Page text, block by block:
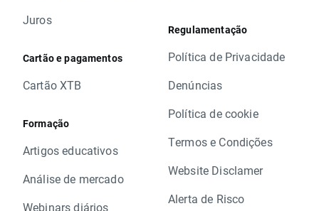
Juros
Cartão e pagamentos
Cartão XTB
Formação
Artigos educativos
Análise de mercado
Webinars diários
Regulamentação
Política de Privacidade
Denúncias
Política de cookie
Termos e Condições
Website Disclamer
Alerta de Risco